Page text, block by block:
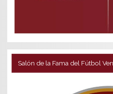
Salón de la Fama del Fútbol